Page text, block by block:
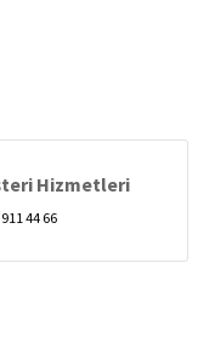
Hizmetleri
44 66